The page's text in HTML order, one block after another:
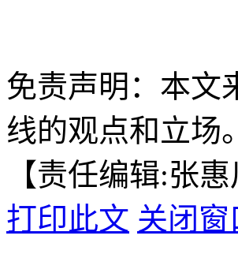
免责声明：本文
线的观点和立场。
【责任编辑:张惠
打印此文 关闭窗